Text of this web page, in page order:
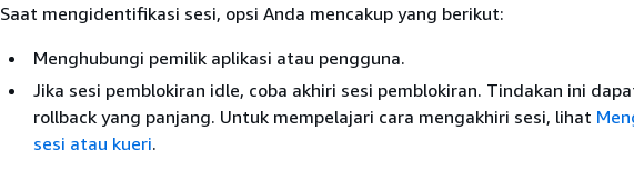
Saat mengidentifikasi sesi, opsi Anda mencakup yang berikut:
Menghubungi pemilik aplikasi atau pengguna.
Jika sesi pemblokiran idle, coba akhiri sesi pemblokiran. Tindakan ini
rollback yang panjang. Untuk mempelajari cara mengakhiri sesi, lihat
sesi atau kueri.